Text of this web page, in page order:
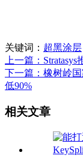
关键词： 超黑涂层
上一篇：
下一篇：橡树岭
低90%
相关文章